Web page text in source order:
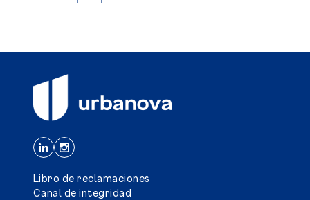
Libro de reclamaciones
Canal de integridad